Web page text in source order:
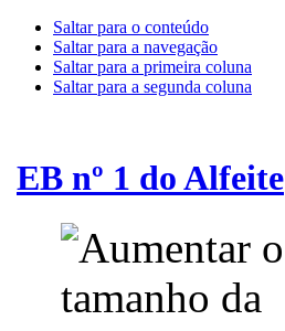
Saltar para o conteúdo
Saltar para a navegação
Saltar para a primeira coluna
Saltar para a segunda coluna
EB nº 1 do Alfeite